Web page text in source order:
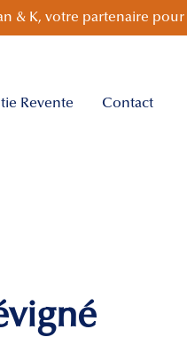
& K, votre partenaire
Revente Contact